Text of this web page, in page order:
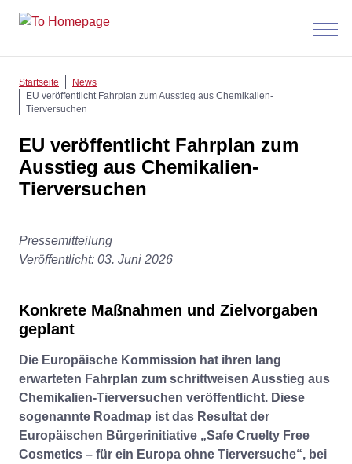
Menü
Startseite
News
EU veröffentlicht Fahrplan zum Ausstieg aus Chemikalien-
Tierversuchen
EU veröffentlicht Fahrplan zum
Ausstieg aus Chemikalien-
Tierversuchen
Pressemitteilung
Veröffentlicht: 03. Juni 2026
Konkrete Maßnahmen und Zielvorgaben
geplant
Die Europäische Kommission hat ihren lang
erwarteten Fahrplan zum schrittweisen Ausstieg aus
Chemikalien-Tierversuchen veröffentlicht. Diese
sogenannte Roadmap ist das Resultat der
Europäischen Bürgerinitiative „Safe Cruelty Free
Cosmetics – für ein Europa ohne Tierversuche“, bei